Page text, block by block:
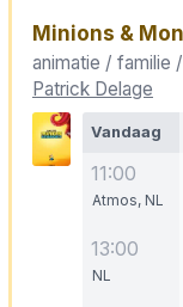
Minions &
animatie / familie
Patrick Delage
Vandaag
11:00
Atmos, NL
13:00
NL